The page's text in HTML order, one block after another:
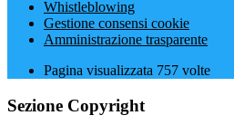
Whistleblowing
Gestione consensi cookie
Amministrazione trasparente
Pagina visualizzata 757 volte
Sezione Copyright